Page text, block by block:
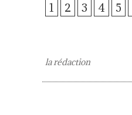
1 2 3 4 5
la rédaction